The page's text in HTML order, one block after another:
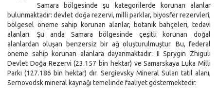
Samara bölgesinde şu kategorilerde korunan alanlar
bulunmaktadır: devlet doğa rezervi, milli parklar, biyosfer rezervleri,
bölgesel öneme sahip korunan alanlar, botanik bahçeleri, tedavi
alanları. Şu anda Samara bölgesinde çeşitli korunan doğal
alanlardan oluşan benzersiz bir ağ oluşturulmuştur. Bu, federal
öneme sahip korunan alanlara dayanmaktadır: II Sprygin Zhiguli
Devlet Doğa Rezervi (23.157 bin hektar) ve Samarskaya Luka Milli
Parkı (127.186 bin hektar) dır. Sergievsky Mineral Suları tatil alanı,
Sernovodsk mineral kaynağı temelinde faaliyet göstermektedir.